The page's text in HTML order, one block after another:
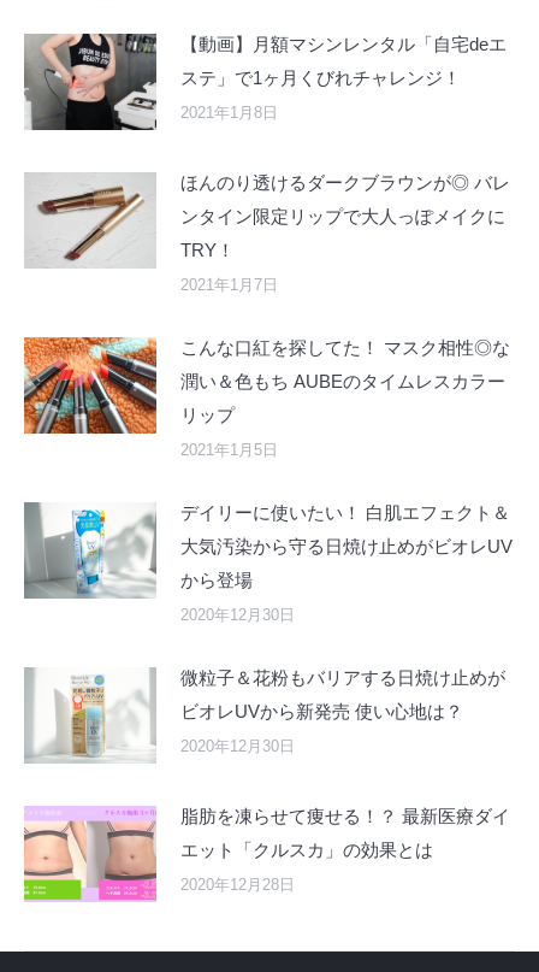
【動画】月額マシンレンタル「自宅deエ
ステ」で1ヶ月くびれチャレンジ！
2021年1月8日
ほんのり透けるダークブラウンが◎ バレ
ンタイン限定リップで大人っぽメイクに
TRY！
2021年1月7日
こんな口紅を探してた！ マスク相性◎な
潤い＆色もち AUBEのタイムレスカラー
リップ
2021年1月5日
デイリーに使いたい！ 白肌エフェクト＆
大気汚染から守る日焼け止めがビオレUV
から登場
2020年12月30日
微粒子＆花粉もバリアする日焼け止めが
ビオレUVから新発売 使い心地は？
2020年12月30日
脂肪を凍らせて痩せる！？ 最新医療ダイ
エット「クルスカ」の効果とは
2020年12月28日